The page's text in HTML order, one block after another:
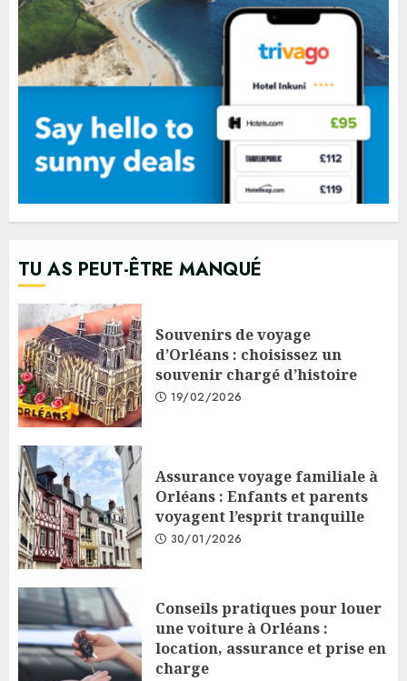
TU AS PEUT-ÊTRE MANQUÉ
Souvenirs de voyage
d’Orléans : choisissez un
souvenir chargé d’histoire
19/02/2026
Assurance voyage familiale à
Orléans : Enfants et parents
voyagent l’esprit tranquille
30/01/2026
Conseils pratiques pour louer
une voiture à Orléans :
location, assurance et prise en
charge